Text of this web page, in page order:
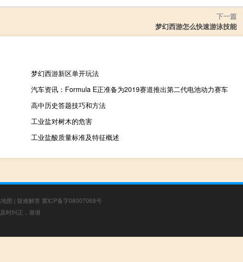
下一篇
梦幻西游怎么快速游泳技能
梦幻西游新区单开玩法
汽车资讯：Formula E正准备为2019赛道推出第二代电池动力赛车
高中历史答题技巧和方法
工业盐对树木的危害
工业盐酸质量标准及特征概述
图 | 疑难解答 冀ICP备字08007068号
时纠正，谢谢